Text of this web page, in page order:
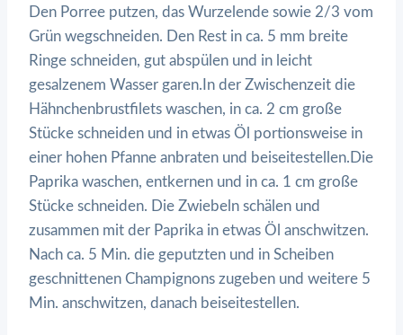
Den Porree putzen, das Wurzelende sowie 2/3 vom
Grün wegschneiden. Den Rest in ca. 5 mm breite
Ringe schneiden, gut abspülen und in leicht
gesalzenem Wasser garen.In der Zwischenzeit die
Hähnchenbrustfilets waschen, in ca. 2 cm große
Stücke schneiden und in etwas Öl portionsweise in
einer hohen Pfanne anbraten und beiseitestellen.Die
Paprika waschen, entkernen und in ca. 1 cm große
Stücke schneiden. Die Zwiebeln schälen und
zusammen mit der Paprika in etwas Öl anschwitzen.
Nach ca. 5 Min. die geputzten und in Scheiben
geschnittenen Champignons zugeben und weitere 5
Min. anschwitzen, danach beiseitestellen.